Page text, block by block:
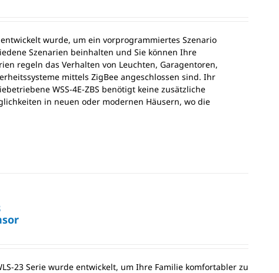
wurde, um ein vorprogrammiertes Szenario
Szenarien beinhalten und Sie können Ihre
regeln das Verhalten von Leuchten, Garagentoren,
mittels ZigBee angeschlossen sind. Ihr
WSS-4E-ZBS benötigt keine zusätzliche
in neuen oder modernen Häusern, wo die
23 Serie wurde entwickelt, um Ihre Familie komfortabler zu